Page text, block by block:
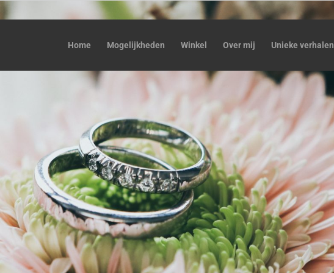
Home Mogelijkheden Winkel Over mij Unieke verhalen